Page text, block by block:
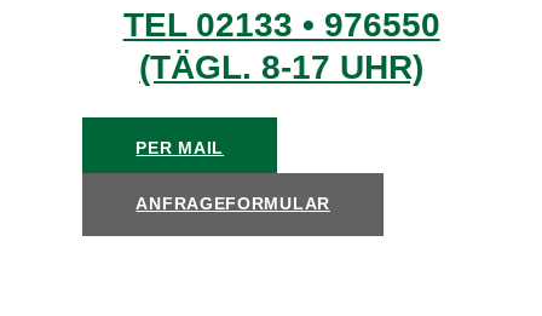
TEL 02133 • 976550
(TÄGL. 8-17 UHR)
PER MAIL
ANFRAGEFORMULAR